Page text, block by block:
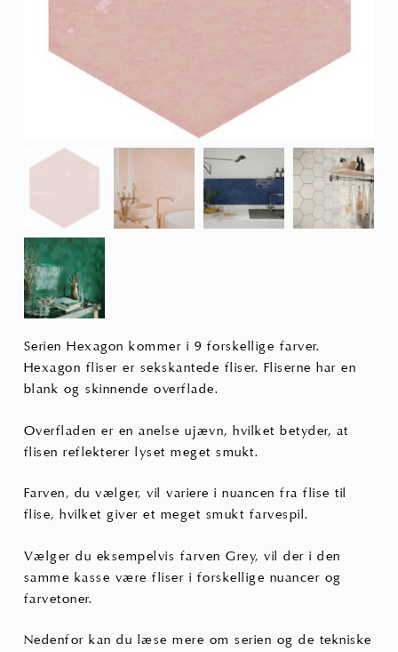
Serien Hexagon kommer i 9 forskellige farver.
Hexagon fliser er sekskantede fliser. Fliserne har en
blank og skinnende overflade.
Overfladen er en anelse ujævn, hvilket betyder, at
flisen reflekterer lyset meget smukt.
Farven, du vælger, vil variere i nuancen fra flise til
flise, hvilket giver et meget smukt farvespil.
Vælger du eksempelvis farven Grey, vil der i den
samme kasse være fliser i forskellige nuancer og
farvetoner.
Nedenfor kan du læse mere om serien og de tekniske